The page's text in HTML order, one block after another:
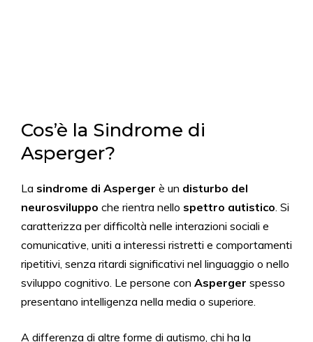
Cos’è la Sindrome di
Asperger?
La sindrome di Asperger è un disturbo del
neurosviluppo che rientra nello spettro autistico. Si
caratterizza per difficoltà nelle interazioni sociali e
comunicative, uniti a interessi ristretti e comportamenti
ripetitivi, senza ritardi significativi nel linguaggio o nello
sviluppo cognitivo. Le persone con Asperger spesso
presentano intelligenza nella media o superiore.
A differenza di altre forme di autismo, chi ha la